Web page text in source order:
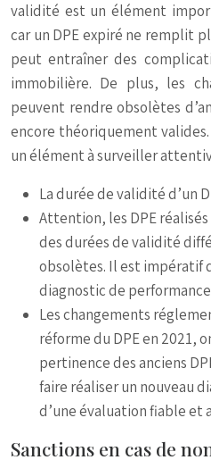
validité est un élément
car un DPE expiré ne remplit
peut entraîner des
immobilière. De plus, les
peuvent rendre obsolètes
encore théoriquement
un élément à surveiller
La durée de validité d’un
Attention, les DPE
des durées de validité
obsolètes. Il est impératif
diagnostic de
Les changements
réforme du DPE en 2021,
pertinence des anciens
faire réaliser un nouveau
d’une évaluation fiable et
Sanctions en cas de